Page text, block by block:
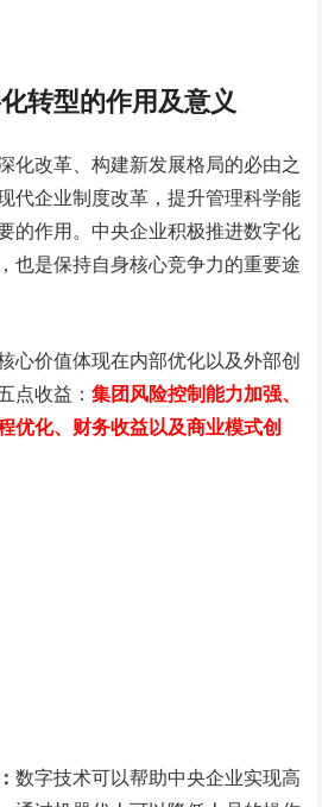
转型的作用及意义
化改革、构建新发展格局的必由之
代企业制度改革，提升管理科学能
的作用。中央企业积极推进数字化
也是保持自身核心竞争力的重要途
心价值体现在内部优化以及外部创
点收益：集团风险控制能力加强、
优化、财务收益以及商业模式创
数字技术可以帮助中央企业实现高